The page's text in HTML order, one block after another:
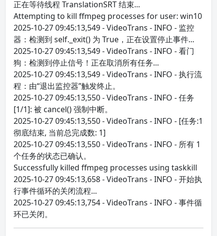
正在等待线程 TranslationSRT 结束...
Attempting to kill ffmpeg processes for user: win10
2025-10-27 09:45:13,549 - VideoTrans - INFO - 监控
器：检测到 self._exit() 为 True，正在设置停止事件...
2025-10-27 09:45:13,549 - VideoTrans - INFO - 看门
狗：检测到停止信号！正在取消所有任务...
2025-10-27 09:45:13,549 - VideoTrans - INFO - 执行流
程：由“退出监控器”触发终止。
2025-10-27 09:45:13,550 - VideoTrans - INFO - 任务
[1/1]: 被 cancel() 强制中断。
2025-10-27 09:45:13,550 - VideoTrans - INFO - [任务:1
彻底结束, 当前总完成数: 1]
2025-10-27 09:45:13,550 - VideoTrans - INFO - 所有 1
个任务的状态已确认。
Successfully killed ffmpeg processes using taskkill
2025-10-27 09:45:13,658 - VideoTrans - INFO - 开始执
行事件循环的关闭流程...
2025-10-27 09:45:13,754 - VideoTrans - INFO - 事件循
环已关闭。